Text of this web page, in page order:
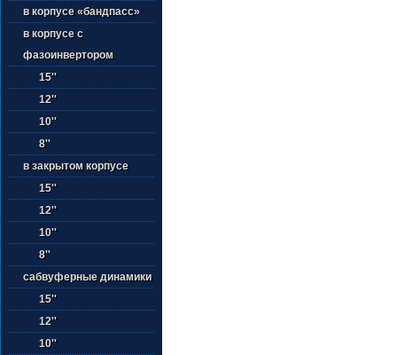
в корпусе «бандпасс»
в корпусе с
фазоинвертором
15''
12''
10''
8''
в закрытом корпусе
15''
12''
10''
8''
сабвуферные динамики
15''
12''
10''